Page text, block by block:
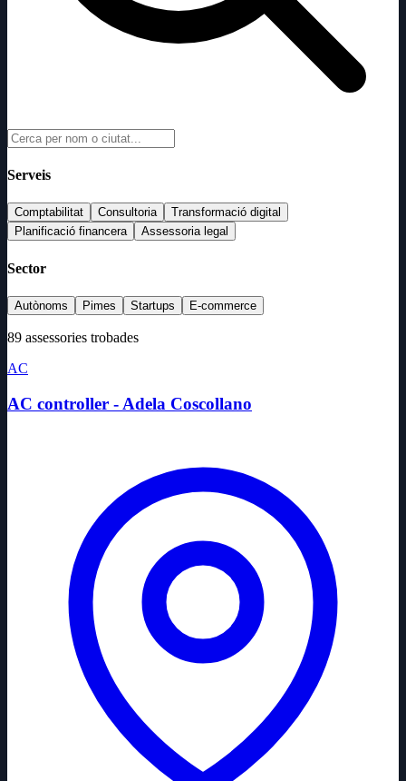
Serveis
Comptabilitat Consultoria
Transformació digital
Planificació financera
Assessoria legal
Sector
Autònoms Pimes Startups E-commerce
89 assessories trobades
AC
AC controller - Adela Coscollano